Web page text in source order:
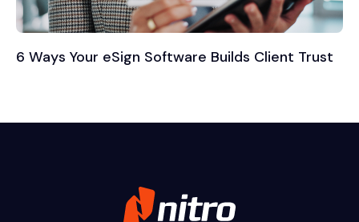
6 Ways Your eSign Software Builds Client Trust